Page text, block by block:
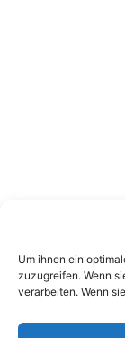
Um ihnen ein
zuzugreifen. Wenn
verarbeiten. Wenn